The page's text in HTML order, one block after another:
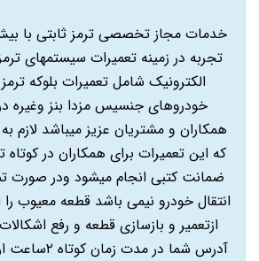
تجربه در زمینه تعمیرات سیستمهای
الکترونیک شامل تعمیرات بلوکه
خودروهای جنسیس مزدا بنز وغیره
همکاران و مشتریان عزیز میباشد لازم
که این تعمیرات برای همکاران در کوتاه
ضمانت کتبی انجام میشود ودر صورت
انتقال خودرو نیمی باشد قطعه معیوب
ازتعمیر و بازسازی قطعه و رفع
آدرس شما در مدت زمان کوتاه ۲ساعت ارسال نموده.